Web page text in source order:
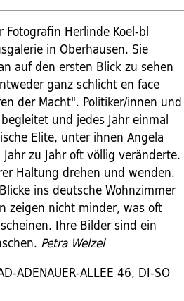
Herlinde Koel-bl
in Oberhausen. Sie
auf den ersten Blick zu sehen
ganz schlicht en face
der Macht". Politiker/innen und
und jedes Jahr einmal
Elite, unter ihnen Angela
zu Jahr oft völlig veränderte.
Haltung drehen und wenden.
ins deutsche Wohnzimmer
zeigen nicht minder, was oft
Ihre Bilder sind ein
Petra Welzel
ADENAUER-ALLEE 46, DI-SO